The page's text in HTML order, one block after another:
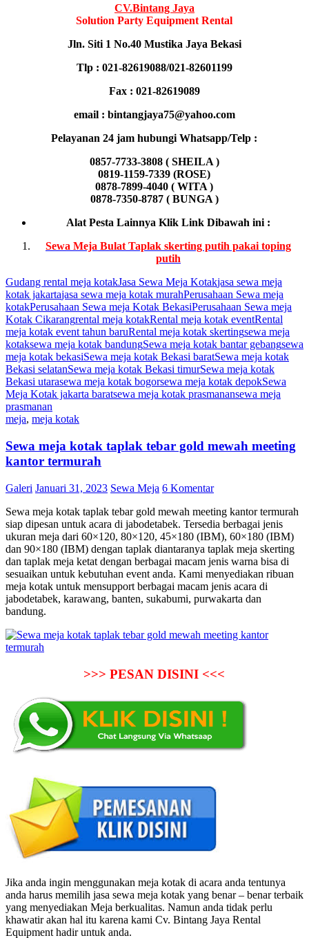
CV.Bintang Jaya
Solution Party EquipmentRental
Jln. Siti 1 No.40 Mustika Jaya Bekasi
Tlp : 021-82619088/021-82601199
Fax : 021-82619089
email : bintangjaya75@yahoo.com
Pelayanan 24 jam hubungi Whatsapp/Telp :
0857-7733-3808 ( SHEILA )
0819-1159-7339 (ROSE)
0878-7899-4040 ( WITA )
0878-7350-8787 ( BUNGA )
Alat Pesta Lainnya Klik Link Dibawah ini :
Sewa Meja Bulat Taplak skerting putih pakai toping
putih
Gudang rental meja kotakJasa Sewa Meja Kotakjasa sewa meja
kotak jakartajasa sewa meja kotak murahPerusahaan Sewa meja
kotakPerusahaan Sewa meja Kotak BekasiPerusahaan Sewa meja
Kotak Cikarangrental meja kotakRental meja kotak eventRental
meja kotak event tahun baruRental meja kotak skertingsewa meja
kotaksewa meja kotak bandungSewa meja kotak bantar gebangsewa
meja kotak bekasiSewa meja kotak Bekasi baratSewa meja kotak
Bekasi selatanSewa meja kotak Bekasi timurSewa meja kotak
Bekasi utarasewa meja kotak bogorsewa meja kotak depokSewa
Meja Kotak jakarta baratsewa meja kotak prasmanansewa meja
prasmanan
meja, meja kotak
Sewa meja kotak taplak tebar gold mewah meeting
kantor termurah
Galeri Januari 31, 2023 Sewa Meja 6 Komentar
Sewa meja kotak taplak tebar gold mewah meeting kantor termurah
siap dipesan untuk acara di jabodetabek. Tersedia berbagai jenis
ukuran meja dari 60×120, 80×120, 45×180 (IBM), 60×180 (IBM)
dan 90×180 (IBM) dengan taplak diantaranya taplak meja skerting
dan taplak meja ketat dengan berbagai macam jenis warna bisa di
sesuaikan untuk kebutuhan event anda. Kami menyediakan ribuan
meja kotak untuk mensupport berbagai macam jenis acara di
jabodetabek, karawang, banten, sukabumi, purwakarta dan
bandung.
>>> PESAN DISINI <<<
Jika anda ingin menggunakan meja kotak di acara anda tentunya
anda harus memilih jasa sewa meja kotak yang benar – benar terbaik
yang menyediakan Meja berkualitas. Namun anda tidak perlu
khawatir akan hal itu karena kami Cv. Bintang Jaya Rental
Equipment hadir untuk anda.